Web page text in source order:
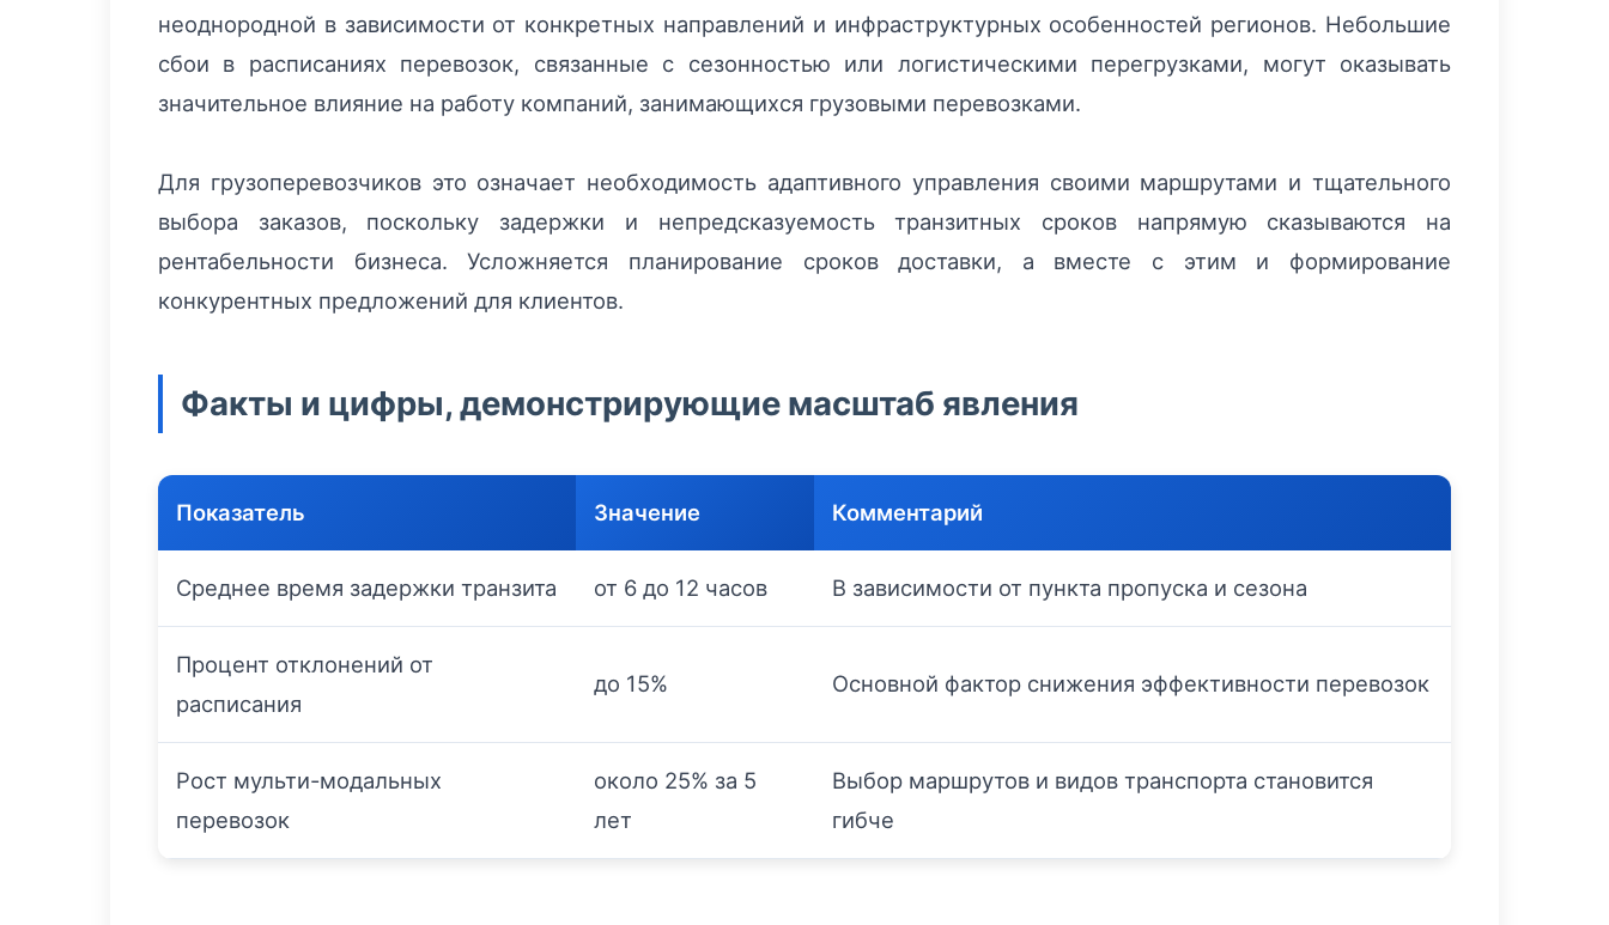
неоднородной в зависимости от конкретных направлений и инфраструктурных особенностей регионов. Небольшие
сбои в расписаниях перевозок, связанные с сезонностью или логистическими перегрузками, могут оказывать
значительное влияние на работу компаний, занимающихся грузовыми перевозками.
Для грузоперевозчиков это означает необходимость адаптивного управления своими маршрутами и тщательного
выбора заказов, поскольку задержки и непредсказуемость транзитных сроков напрямую сказываются на
рентабельности бизнеса. Усложняется планирование сроков доставки, а вместе с этим и формирование
конкурентных предложений для клиентов.
Факты и цифры, демонстрирующие масштаб явления
Показатель Значение Комментарий
Среднее время задержки транзита от 6 до 12 часов В зависимости от пункта пропуска и сезона
Процент отклонений от
расписания
до 15% Основной фактор снижения эффективности перевозок
Рост мульти-модальных
перевозок
около 25% за 5
лет
Выбор маршрутов и видов транспорта становится
гибче